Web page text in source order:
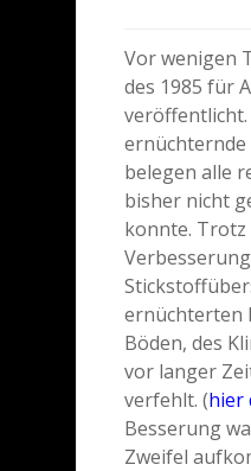
Vor wenigen
des 1985 für
ernüchternde
belegen alle
bisher nicht
konnte. Trotz
ernüchterten
Böden, des
vor langer
verfehlt. (hier
Besserung
Zweifel